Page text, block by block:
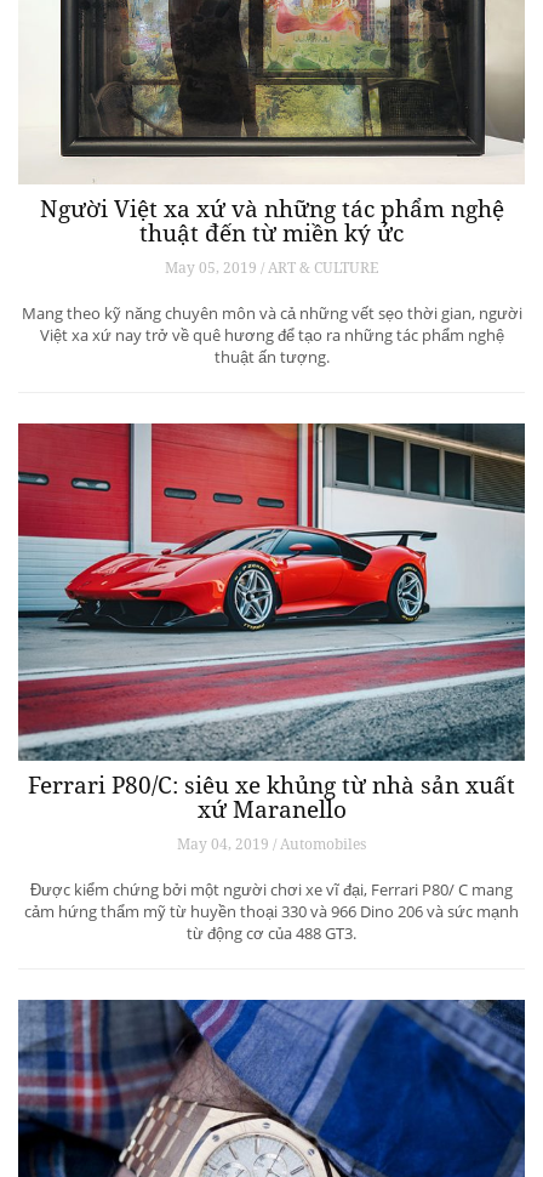
Người Việt xa xứ và những tác phẩm nghệ
thuật đến từ miền ký ức
May 05, 2019 / ART & CULTURE
Mang theo kỹ năng chuyên môn và cả những vết sẹo thời gian, người
Việt xa xứ nay trở về quê hương để tạo ra những tác phẩm nghệ
thuật ấn tượng.
Ferrari P80/C: siêu xe khủng từ ​​nhà sản xuất
xứ Maranello
May 04, 2019 / Automobiles
Được kiểm chứng bởi một người chơi xe vĩ đại, Ferrari P80/ C mang
cảm hứng thẩm mỹ từ huyền thoại 330 và 966 Dino 206 và sức mạnh
từ động cơ của 488 GT3.